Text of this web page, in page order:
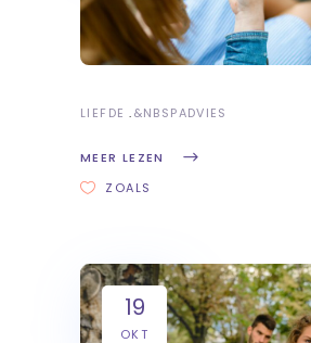
LIEFDE &NBSPADVIES
MEER LEZEN
ZOALS
19
OKT